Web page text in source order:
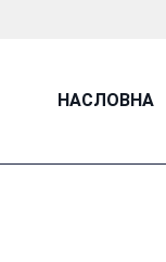
НАСЛОВНА